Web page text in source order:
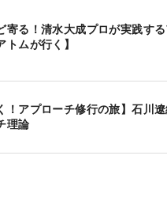
寄る！清水大成プロが実践す
トムが行く】
！アプローチ修行の旅】石川
理論